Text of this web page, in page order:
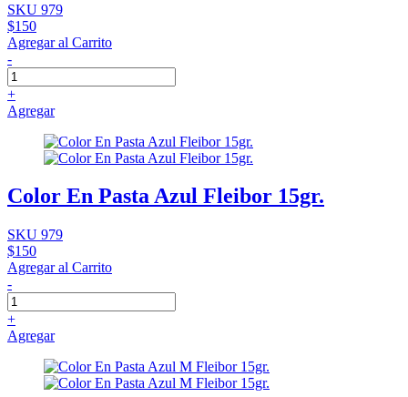
SKU 979
$150
Agregar al Carrito
-
+
Agregar
Color En Pasta Azul Fleibor 15gr.
SKU 979
$150
Agregar al Carrito
-
+
Agregar